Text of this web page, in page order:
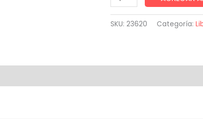
redondos
x
cantidad
SKU: 23620 Categoría: